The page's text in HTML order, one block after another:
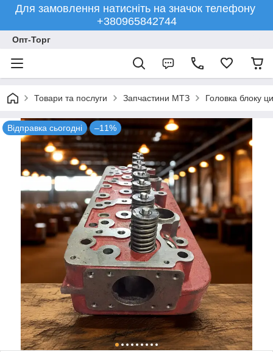
Для замовлення натисніть на значок телефону
+380965842744
Опт-Торг
Товари та послуги Запчастини МТЗ Головка блоку
Відправка сьогодні –11%